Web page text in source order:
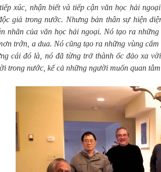
xúc, nhận biết và tiếp cận văn học hải
giả trong nước. Nhưng bản thân sự hiện
nhãn của văn học hải ngoại. Nó tạo ra
trớn, a dua. Nó cũng tạo ra những vùng
cái đó là, nó đã từng trở thành ốc đảo xa
trong nước, kể cả những người muốn quan